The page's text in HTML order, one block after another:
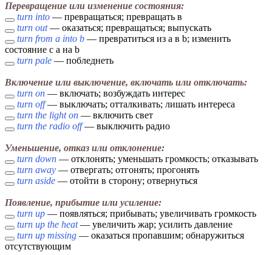
Перевращение или изменение состояния:
turn into — превращаться; превращать в
turn out— оказаться; превращаться; выпускать
turn from a into b — превратиться из a в b; изменить
состояние с a на b
turn pale — побледнеть
Включение или выключение, включать или отключать:
turn on — включать; возбуждать интерес
turn off— выключать; отталкивать; лишать интереса
turn the light on — включить свет
turn the radio off— выключить радио
Уменьшение, отказ или отклонение:
turn down — отклонять; уменьшать громкость; отказывать
turn away — отвергать; отгонять; прогонять
turn aside — отойти в сторону; отвернуться
Появление, прибытие или усиление:
turn up — появляться; прибывать; увеличивать громкость
turn up the heat— увеличить жар; усилить давление
turn up missing — оказаться пропавшим; обнаружиться
отсутствующим